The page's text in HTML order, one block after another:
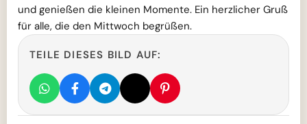
und genießen die kleinen Momente. Ein herzlicher Gruß
für alle, die den Mittwoch begrüßen.
TEILE DIESES BILD AUF: